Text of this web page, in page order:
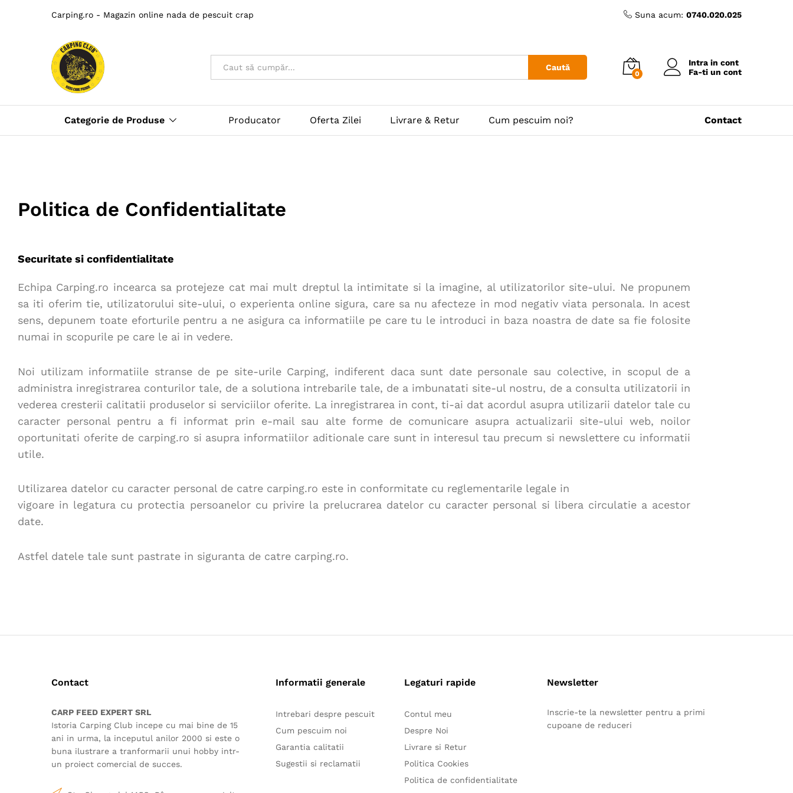
Carping.ro - Magazin online nada de pescuit crap Suna acum: 0740.020.025
Toate Caută
0
Intra in cont
Fa-ti un cont
Categorie de Produse Producator Oferta Zilei Livrare & Retur Cum pescuim noi? Contact
Politica de Confidentialitate
Securitate si confidentialitate
Echipa Carping.ro incearca sa protejeze cat mai mult dreptul la intimitate si la imagine, al utilizatorilor site-ului. Ne propunem
sa iti oferim tie, utilizatorului site-ului, o experienta online sigura, care sa nu afecteze in mod negativ viata personala. In acest
sens, depunem toate eforturile pentru a ne asigura ca informatiile pe care tu le introduci in baza noastra de date sa fie folosite
numai in scopurile pe care le ai in vedere.
Noi utilizam informatiile stranse de pe site-urile Carping, indiferent daca sunt date personale sau colective, in scopul de a
administra inregistrarea conturilor tale, de a solutiona intrebarile tale, de a imbunatati site-ul nostru, de a consulta utilizatorii in
vederea cresterii calitatii produselor si serviciilor oferite. La inregistrarea in cont, ti-ai dat acordul asupra utilizarii datelor tale cu
caracter personal pentru a fi informat prin e-mail sau alte forme de comunicare asupra actualizarii site-ului web, noilor
oportunitati oferite de carping.ro si asupra informatiilor aditionale care sunt in interesul tau precum si newslettere cu informatii
utile.
Utilizarea datelor cu caracter personal de catre carping.ro este in conformitate cu reglementarile legale in
vigoare in legatura cu protectia persoanelor cu privire la prelucrarea datelor cu caracter personal si libera circulatie a acestor
date.
Astfel datele tale sunt pastrate in siguranta de catre carping.ro.
Contact
CARP FEED EXPERT SRL
Istoria Carping Club incepe cu mai bine de 15
ani in urma, la inceputul anilor 2000 si este o
buna ilustrare a tranformarii unui hobby intr-
un proiect comercial de succes.
Informatii generale
Intrebari despre pescuit
Cum pescuim noi
Garantia calitatii
Sugestii si reclamatii
Legaturi rapide
Contul meu
Despre Noi
Livrare si Retur
Politica Cookies
Politica de confidentialitate
Newsletter
Inscrie-te la newsletter pentru a primi
cupoane de reduceri